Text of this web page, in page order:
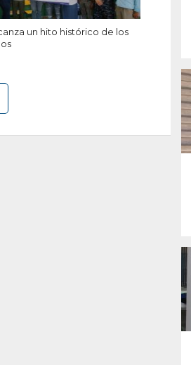
un hito histórico de los